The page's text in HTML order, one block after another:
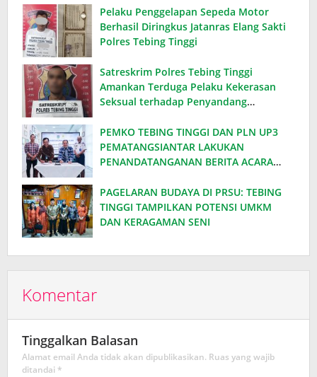
Pelaku Penggelapan Sepeda Motor
Berhasil Diringkus Jatanras Elang Sakti
Polres Tebing Tinggi
Satreskrim Polres Tebing Tinggi
Amankan Terduga Pelaku Kekerasan
Seksual terhadap Penyandang
PEMKO TEBING TINGGI DAN PLN UP3
PEMATANGSIANTAR LAKUKAN
PENANDATANGANAN BERITA ACARA
RATUSAN JUTA PER BULAN
PAGELARAN BUDAYA DI PRSU: TEBING
TINGGI TAMPILKAN POTENSI UMKM
DAN KERAGAMAN SENI
Komentar
Tinggalkan Balasan
Alamat email Anda tidak akan dipublikasikan. Ruas yang wajib
ditandai *